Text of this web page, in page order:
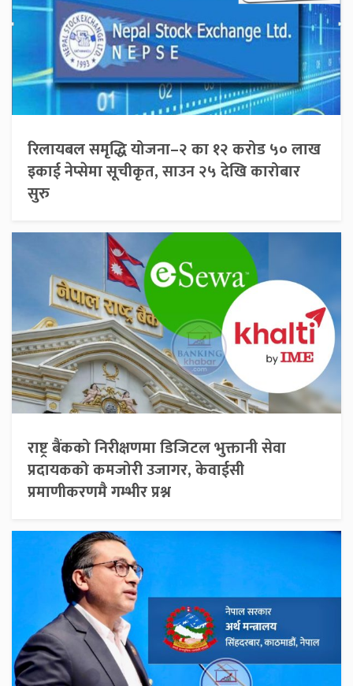
रिलायबल समृद्धि योजना–२ का १२ करोड ५० लाख
इकाई नेप्सेमा सूचीकृत, साउन २५ देखि कारोबार
सुरु
राष्ट्र बैंकको निरीक्षणमा डिजिटल भुक्तानी सेवा
प्रदायकको कमजोरी उजागर, केवाईसी
प्रमाणीकरणमै गम्भीर प्रश्न